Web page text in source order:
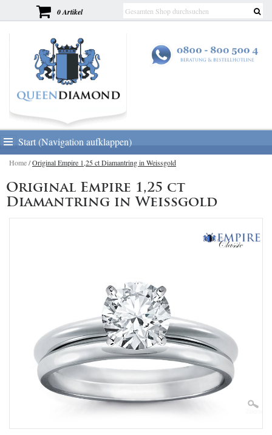
0 Artikel
Start (Navigation aufklappen)
Home/Original Empire 1,25 ct Diamantring in Weissgold
Original Empire 1,25 ct
Diamantring in Weissgold
Zoom